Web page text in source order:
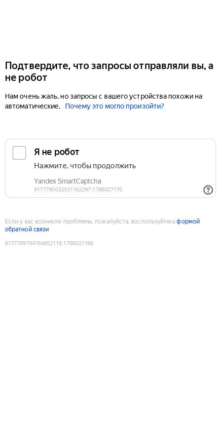
Подтвердите, что запросы отправляли вы, а
не робот
Нам очень жаль, но запросы с вашего устройства похожи на
автоматические.
Почему это могло произойти?
Если у вас возникли проблемы, пожалуйста, воспользуйтесьформой
обратной связи
9177789794764852118:1786027166